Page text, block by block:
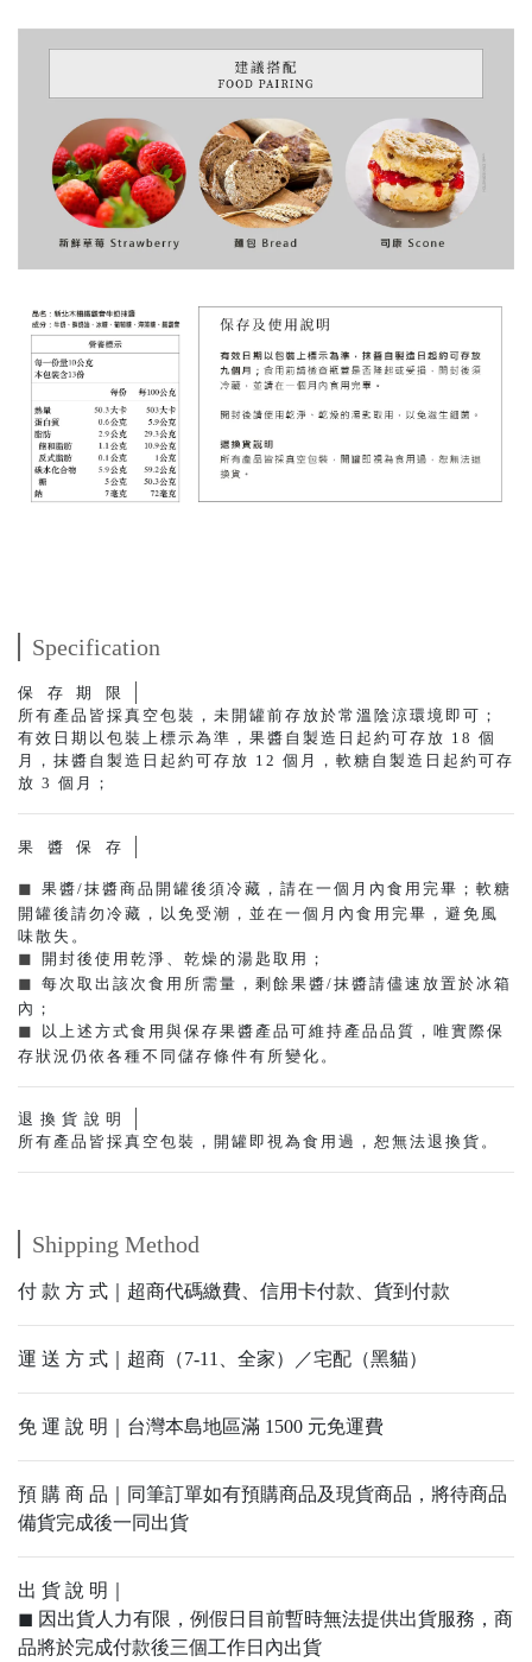
Specification
保存期限
所有產品皆採真空包裝，未開罐前存放於常溫陰涼環境即可；
有效日期以包裝上標示為準，果醬自製造日起約可存放 18 個
月，抹醬自製造日起約可存放 12 個月，軟糖自製造日起約可存
放 3 個月；
果醬保存
◼︎ 果醬/抹醬商品開罐後須冷藏，請在一個月內食用完畢；軟糖
開罐後請勿冷藏，以免受潮，並在一個月內食用完畢，避免風
味散失。
◼︎ 開封後使用乾淨、乾燥的湯匙取用；
◼︎ 每次取出該次食用所需量，剩餘果醬/抹醬請儘速放置於冰箱
內；
◼︎ 以上述方式食用與保存果醬產品可維持產品品質，唯實際保
存狀況仍依各種不同儲存條件有所變化。
退換貨說明
所有產品皆採真空包裝，開罐即視為食用過，恕無法退換貨。
Shipping Method
付 款 方 式｜超商代碼繳費、信用卡付款、貨到付款
運 送 方 式｜超商（7-11、全家）／宅配（黑貓）
免 運 說 明｜台灣本島地區滿 1500 元免運費
預 購 商 品｜同筆訂單如有預購商品及現貨商品，將待商品
備貨完成後一同出貨
出 貨 說 明｜
◼︎ 因出貨人力有限，例假日目前暫時無法提供出貨服務，商
品將於完成付款後三個工作日內出貨